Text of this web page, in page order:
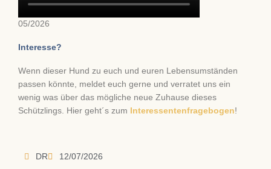
05/2026
Interesse?
Wenn dieser Hund zu euch und euren Lebensumständen
passen könnte, meldet euch gerne und verratet uns ein
wenig was über das mögliche neue Zuhause dieses
Schützlings. Hier geht´s zum
Interessentenfragebogen!
DR 12/07/2026